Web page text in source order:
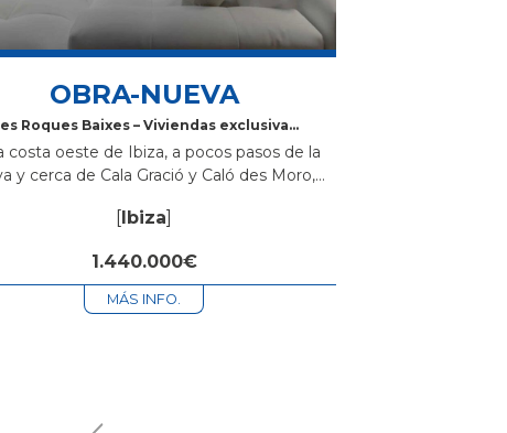
OBRA-NUEVA
Roques Baixes – Viviendas exclusivas
Portmany, Ibiza
costa oeste de Ibiza, a pocos pasos de la
y cerca de Cala Gració y Caló des Moro,
nueva con diseño ibicenco,...
[Ibiza]
1.440.000€
MÁS INFO.